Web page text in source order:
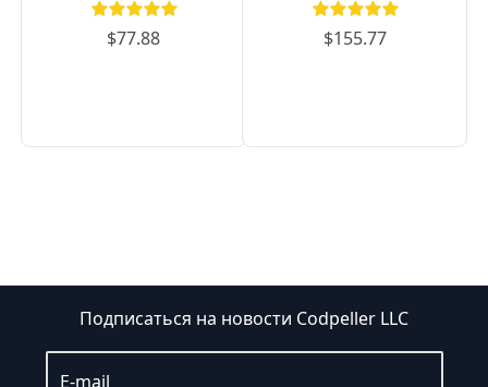
$77.88 $155.77
Подписаться на новости Codpeller LLC
E-mail